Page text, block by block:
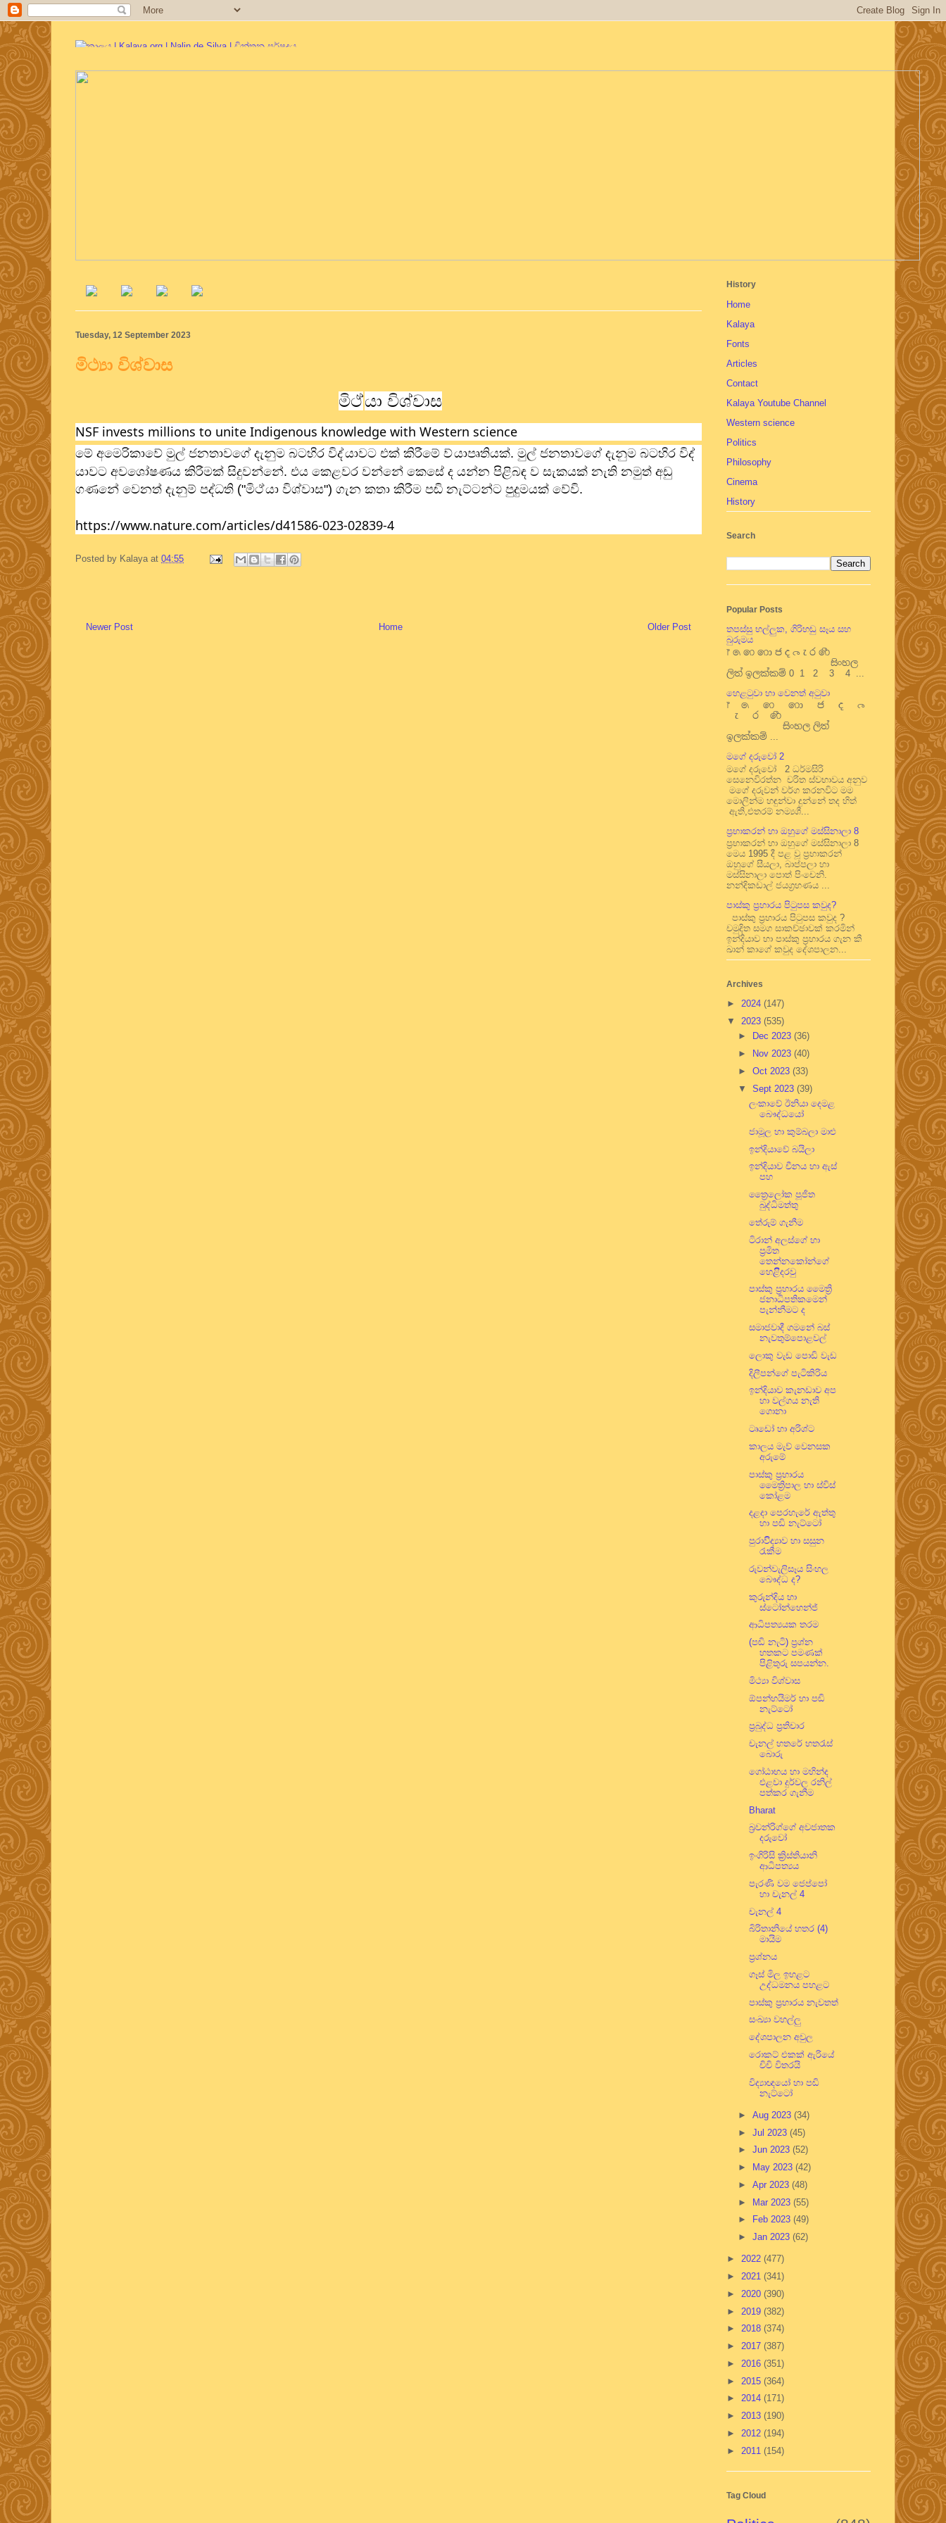
Tuesday, 12 September 2023
මිථ්‍යා විශ්වාස
මිථ්යා විශ්වාස
NSF invests millions to unite Indigenous knowledge with Western science
මේ අමෙරිකාවේ මුල් ජනතාවගේ දැනුම බටහිර විද්යාවට එක් කිරීමේ ව්යාපෘතියක්. මුල් ජනතාවගේ දැනුම බටහිර විද්
යාවට අවශෝෂණය කිරීමක් සිදුවන්නේ. එය කෙළවර වන්නේ කෙසේ ද යන්න පිළිබඳ ව සැකයක් නැති නමුත් අඩු
ගණනේ වෙනත් දැනුම් පද්ධති ("මිථ්යා විශ්වාස") ගැන කතා කිරීම පඬි නැට්ටන්ට පුදුමයක් වේවි.
https://www.nature.com/articles/d41586-023-02839-4
Posted by Kalaya at 04:55
Newer Post Older Post
Home
History
Home
Kalaya
Fonts
Articles
Contact
Kalaya Youtube Channel
Western science
Politics
Philosophy
Cinema
History
Search
Popular Posts
තපස්සු භල්ලුක, ගිරිහඬු සෑය සහ
බුරුමය
෦ ෧ ෨ ෩ ෪ ෫ ෬ ෭ ෮ ෯
සිංහල
ලිත් ඉලක්කම් 0 1 2 3 4 ...
හෙළටුවා හා වෙනත් අටුවා
෦ ෧ ෨ ෩ ෪ ෫ ෬
෭ ෮ ෯
සිංහල ලිත්
ඉලක්කම් ...
මගේ දරුවෝ 2
මගේ දරුවෝ 2 ධර්මසිරි
සෙනෙවිරත්න චරිත ස්වභාවය අනුව
මගේ දරුවන් වර්ග කරනවිට මම
මොලින්ම හඳුන්වා දුන්නේ තද හිත්
ඇති,එතරම් නම්‍යශී...
ප්‍රභාකරන් හා ඔහුගේ මස්සිනාලා 8
ප්‍රභාකරන් හා ඔහුගේ මස්සිනාලා 8
මෙය 1995 දී පළ වූ ප්‍රභාකරන්
ඔහුගේ සීයලා, බාප්පලා හා
මස්සිනාලා පොත් පිංචෙනි.
නන්දිකඩාල් ජයග්‍රහණය ...
පාස්කු ප්‍රහාරය පිටුපස කවුද?
පාස්කු ප්‍රහාරය පිටුපස කවුද ?
චමුදිත සමග සාකච්ඡාවක් කරමින්
ඉන්දියාව හා පාස්කු ප්‍රහාරය ගැන කී
ඛාන් කාගේ කවුද දේශපාලන...
Archives
► 2024 (147)
▼ 2023 (535)
►
Dec 2023 (36)
►
Nov 2023 (40)
► Oct 2023 (33)
▼ Sept 2023 (39)
ලංකාවේ ඊනියා දෙමළ
බෞද්ධයෝ
ජාමූල හා කුම්බලා මාළු
ඉන්දියාවේ බයිලා
ඉන්දියාව චීනය හා ඇස්
පහ
ත්‍රෛලෝක පූජිත
බුද්ධිමත්තු
තේරුම් ගැනීම
ටිරාන් අලස්ගේ හා
ප්‍රමිත
තෙන්නකෝන්ගේ
හෙළිිදරවු
පාස්කු ප්‍රහාරය මෛත්‍රි
ජනාධිපතිකමෙන්
පැන්නීමට ද
සමාජවාදී ගමනේ බස්
නැවතුම්පොළවල්
ලොකු වැඩ පොඩි වැඩ
දිලීපන්ගේ පැටිකිරිය
ඉන්දියාව කැනඩාව අප
හා වල්ගය නැති
ගොනා
ටෘඩෝ හා අරිශ්ට
කාලය මැව් වෙනසක
අරුමේ
පාස්කු ප්‍රහාරය
මෛත්‍රිපාල හා ස්විස්
කෝළම
දළදා පෙරහැරේ ඇත්තු
හා පඬි නැට්ටෝ
පුරාවිිද්‍යාව හා සසුන
රැකීම
රුවන්වැලිසෑය සිංහල
බෞද්ධ ද?
කුරුන්දිය හා
ස්ටෝන්හෙන්ජ්
ආධිපත්‍යයක තරම
(පඬි නැටි) ප්‍රශ්න
හතකට පමණක්
පිළිතුරු සපයන්න.
මිථ්‍යා විශ්වාස
ඕපන්හයිමර් හා පඬි
නැට්ටෝ
ප්‍රබුද්ධ ප්‍රතිචාර
චැනල් හතරේ හතරැස්
බොරු
ගෝඨාභය හා මහින්ද
එළවා දුර්වල රනිල්
පත්කර ගැනීම
Bharat
බ්‍රවන්රිග්ගේ අවජාතක
දරුවෝ
ඉංගිරිසි ක්‍රිස්තියානි
ආධිපත්‍යය
පැරණි වම ජෙප්පෝ
හා චැනල් 4
චැනල් 4
බිරිතානියේ හතර (4)
මායිම
ප්‍රශ්නය
ගෑස් මිල ඉහළට
උද්ධමනය පහළට
පාස්කු ප්‍රහාරය නැවතත්
සංඛ්‍යා වහල්ලු
දේශපාලන අවුල
රොකට් එකක් ඇරියේ
චිචි විතරයි
විද්‍යාඥයෝ හා පඬි
නැට්ටෝ
► Aug 2023 (34)
► Jul 2023 (45)
► Jun 2023 (52)
►
May 2023 (42)
► Apr 2023 (48)
► Mar 2023 (55)
►
Feb 2023 (49)
► Jan 2023 (62)
► 2022 (477)
► 2021 (341)
► 2020 (390)
► 2019 (382)
► 2018 (374)
► 2017 (387)
► 2016 (351)
► 2015 (364)
► 2014 (171)
► 2013 (190)
► 2012 (194)
► 2011 (154)
Tag Cloud